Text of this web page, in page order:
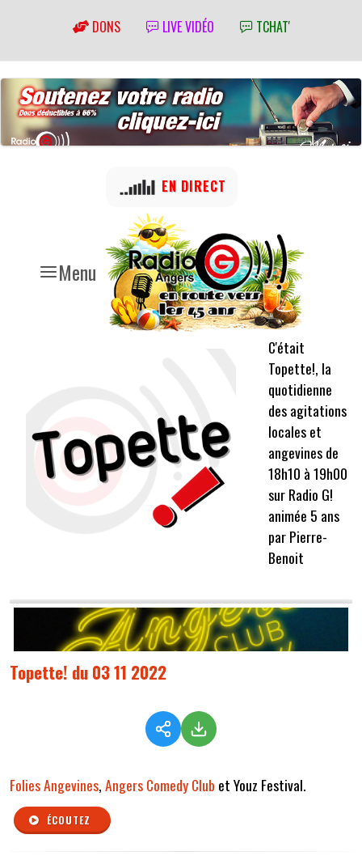
DONS LIVE VIDÉO TCHAT'
Menu
EN DIRECT
C'était
Topette!, la
quotidienne
des agitations
locales et
angevines de
18h10 à 19h00
sur Radio G!
animée 5 ans
par Pierre-
Benoit
Topette! du 03 11 2022
Folies Angevines,Angers Comedy Club et Youz Festival.
ÉCOUTEZ